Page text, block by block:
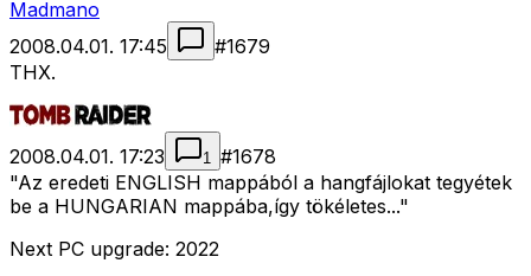
Madmano
2008.04.01. 17:45
#1679
THX.
2008.04.01. 17:23 1 #1678
"Az eredeti ENGLISH mappából a hangfájlokat tegyétek
be a HUNGARIAN mappába,így tökéletes..."
Next PC upgrade: 2022